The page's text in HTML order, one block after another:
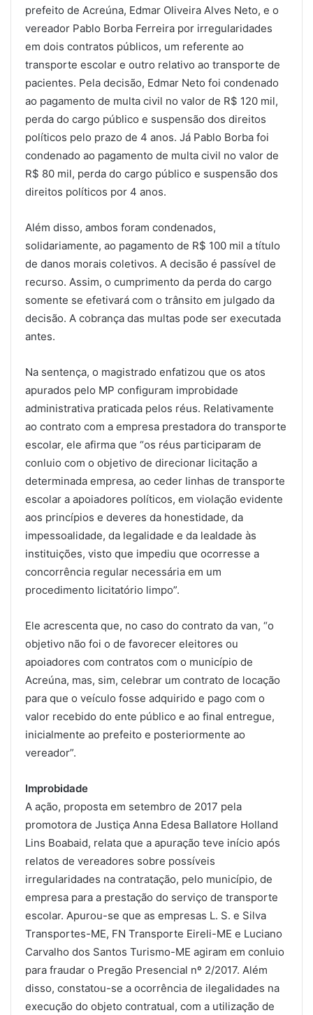
prefeito de Acreúna, Edmar Oliveira Alves Neto, e o
vereador Pablo Borba Ferreira por irregularidades
em dois contratos públicos, um referente ao
transporte escolar e outro relativo ao transporte de
pacientes. Pela decisão, Edmar Neto foi condenado
ao pagamento de multa civil no valor de R$ 120 mil,
perda do cargo público e suspensão dos direitos
políticos pelo prazo de 4 anos. Já Pablo Borba foi
condenado ao pagamento de multa civil no valor de
R$ 80 mil, perda do cargo público e suspensão dos
direitos políticos por 4 anos.
Além disso, ambos foram condenados,
solidariamente, ao pagamento de R$ 100 mil a título
de danos morais coletivos. A decisão é passível de
recurso. Assim, o cumprimento da perda do cargo
somente se efetivará com o trânsito em julgado da
decisão. A cobrança das multas pode ser executada
antes.
Na sentença, o magistrado enfatizou que os atos
apurados pelo MP configuram improbidade
administrativa praticada pelos réus. Relativamente
ao contrato com a empresa prestadora do transporte
escolar, ele afirma que “os réus participaram de
conluio com o objetivo de direcionar licitação a
determinada empresa, ao ceder linhas de transporte
escolar a apoiadores políticos, em violação evidente
aos princípios e deveres da honestidade, da
impessoalidade, da legalidade e da lealdade às
instituições, visto que impediu que ocorresse a
concorrência regular necessária em um
procedimento licitatório limpo”.
Ele acrescenta que, no caso do contrato da van, “o
objetivo não foi o de favorecer eleitores ou
apoiadores com contratos com o município de
Acreúna, mas, sim, celebrar um contrato de locação
para que o veículo fosse adquirido e pago com o
valor recebido do ente público e ao final entregue,
inicialmente ao prefeito e posteriormente ao
vereador”.
Improbidade
A ação, proposta em setembro de 2017 pela
promotora de Justiça Anna Edesa Ballatore Holland
Lins Boabaid, relata que a apuração teve início após
relatos de vereadores sobre possíveis
irregularidades na contratação, pelo município, de
empresa para a prestação do serviço de transporte
escolar. Apurou-se que as empresas L. S. e Silva
Transportes-ME, FN Transporte Eireli-ME e Luciano
Carvalho dos Santos Turismo-ME agiram em conluio
para fraudar o Pregão Presencial nº 2/2017. Além
disso, constatou-se a ocorrência de ilegalidades na
execução do objeto contratual, com a utilização de